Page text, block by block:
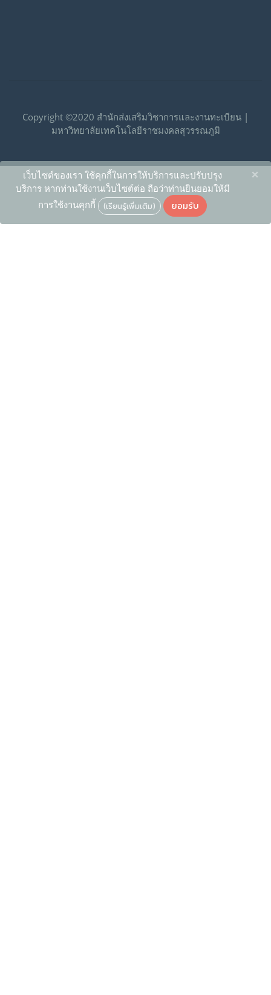
Copyright ©2020 สำนักส่งเสริมวิชาการและงานทะเบียน |
มหาวิทยาลัยเทคโนโลยีราชมงคลสุวรรณภูมิ
เว็บไซต์ของเรา ใช้คุกกี้ในการให้บริการและปรับปรุง
บริการ หากท่านใช้งานเว็บไซต์ต่อ ถือว่าท่านยินยอมให้มี
การใช้งานคุกกี้ (เรียนรู้เพิ่มเติม) ยอมรับ
×